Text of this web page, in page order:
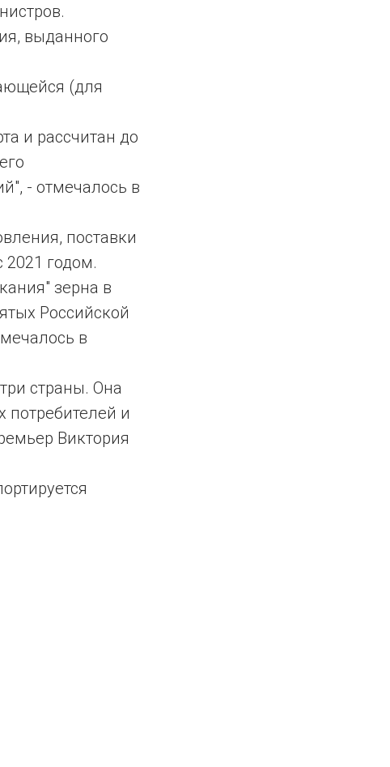
выданного
(для
и рассчитан до
- отмечалось в
поставки
годом.
зерна в
Российской
в
страны. Она
потребителей и
Виктория